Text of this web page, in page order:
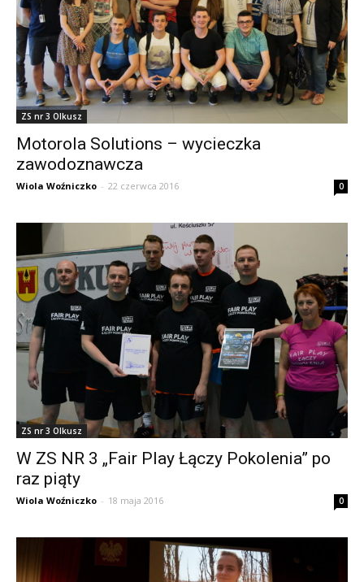
ZS nr 3 Olkusz
Motorola Solutions – wycieczka
zawodoznawcza
Wiola Woźniczko - 22 czerwca 2016 0
ZS nr 3 Olkusz
W ZS NR 3 „Fair Play Łączy Pokolenia” po
raz piąty
Wiola Woźniczko - 18 maja 2016 0